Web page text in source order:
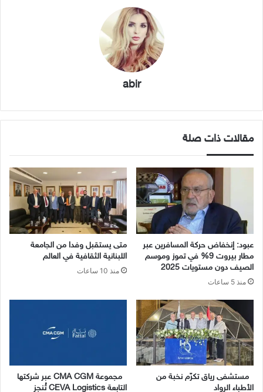
abir
مقالات ذات صلة
عبود: إنخفاض حركة المسافرين عبر
مطار بيروت 9% في تموز وموسم
الصيف دون مستويات 2025
منذ 5 ساعات
متى يستقبل وفدا من الجامعة
اللبنانية الثقافية في العالم
منذ 10 ساعات
مستشفى رياق تكرّم نخبة من
الأطباء الرواد
مجموعة CMA CGM عبر شركتها
التابعة CEVA Logistics تُنجز